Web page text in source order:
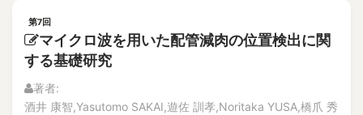
第7回
マイクロ波を用いた配管減肉の位置検出に関
する基礎研究
著者:
酒井 康智,Yasutomo SAKAI,遊佐 訓孝,Noritaka YUSA,橋爪 秀